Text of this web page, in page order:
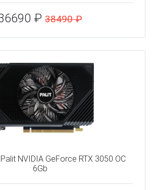
₽ 38490 ₽
NVIDIA GeForce RTX 3050 OC
6Gb